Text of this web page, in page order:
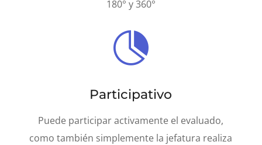
180° y 360°

Participativo
Puede participar activamente el evaluado,
como también simplemente la jefatura realiza